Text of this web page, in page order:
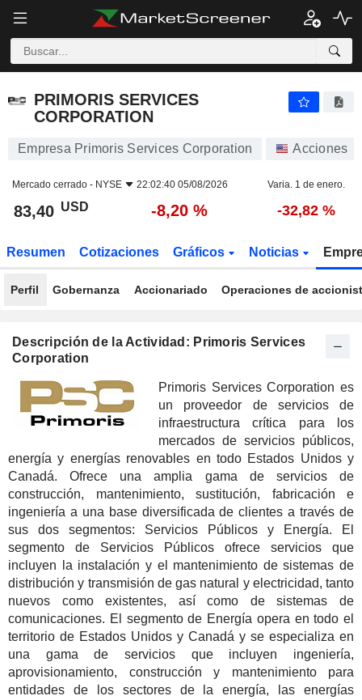
PRIMORIS SERVICES
CORPORATION
Empresa Primoris Services Corporation Acciones
Mercado cerrado - NYSE 22:02:40 05/08/2026 Varia. 1 de enero.
83,40 USD -8,20 % -32,82 %
Resumen Cotizaciones Gráficos Noticias
Perfil Gobernanza Accionariado Operaciones de
Descripción de la Actividad: Primoris Services
Corporation
Primoris Services Corporation es
un proveedor de servicios de
infraestructura crítica para los
mercados de servicios públicos,
energía y energías renovables en todo Estados Unidos y
Canadá. Ofrece una amplia gama de servicios de
construcción, mantenimiento, sustitución, fabricación e
ingeniería a una base diversificada de clientes a través de
sus dos segmentos: Servicios Públicos y Energía. El
segmento de Servicios Públicos ofrece servicios que
incluyen la instalación y el mantenimiento de sistemas de
distribución y transmisión de gas natural y electricidad, tanto
nuevos como existentes, así como de sistemas de
comunicaciones. El segmento de Energía opera en todo el
territorio de Estados Unidos y Canadá y se especializa en
una gama de servicios que incluyen ingeniería,
aprovisionamiento, construcción y mantenimiento para
entidades de los sectores de la energía, las energías